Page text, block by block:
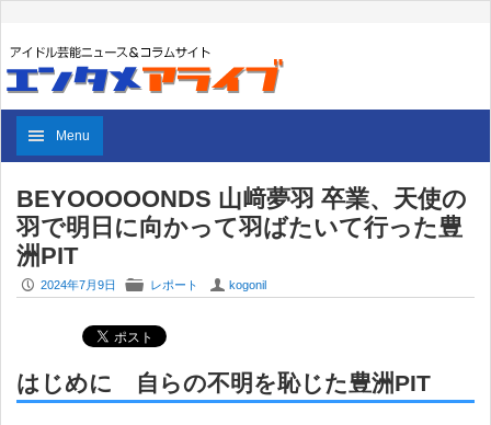
Menu
BEYOOOOONDS 山﨑夢羽 卒業、天使の
羽で明日に向かって羽ばたいて行った豊
洲PIT
P 2024年7月9日 F レポート U kogonil
はじめに 自らの不明を恥じた豊洲PIT